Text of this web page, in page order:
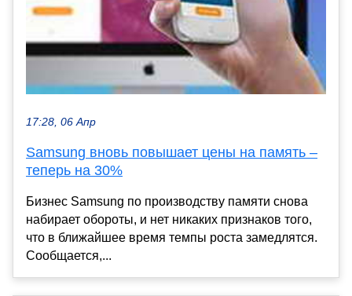
17:28, 06 Апр
Samsung вновь повышает цены на память –
теперь на 30%
Бизнес Samsung по производству памяти снова
набирает обороты, и нет никаких признаков того,
что в ближайшее время темпы роста замедлятся.
Сообщается,...